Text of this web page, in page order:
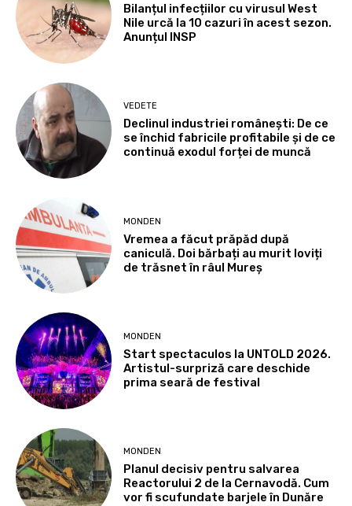
Bilanțul infecțiilor cu virusul West
Nile urcă la 10 cazuri în acest sezon.
Anunțul INSP
VEDETE
Declinul industriei românești: De ce
se închid fabricile profitabile și de ce
continuă exodul forței de muncă
MONDEN
Vremea a făcut prăpăd după
caniculă. Doi bărbați au murit loviți
de trăsnet în râul Mureș
MONDEN
Start spectaculos la UNTOLD 2026.
Artistul-surpriză care deschide
prima seară de festival
MONDEN
Planul decisiv pentru salvarea
Reactorului 2 de la Cernavodă. Cum
vor fi scufundate barjele în Dunăre